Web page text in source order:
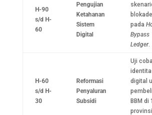
H-90
s/d H-
60
Pengujian
Ketahanan
Sistem
Digital
pada
Bypass
Ledger.
H-60
s/d H-
30
Reformasi
Penyaluran
Subsidi
Uji coba
digital
BBM di
provinsi